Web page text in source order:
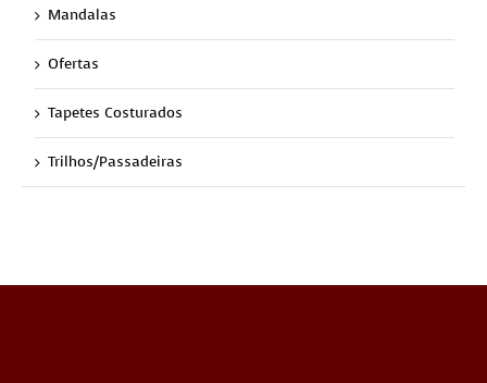
Mandalas
Ofertas
Tapetes Costurados
Trilhos/Passadeiras